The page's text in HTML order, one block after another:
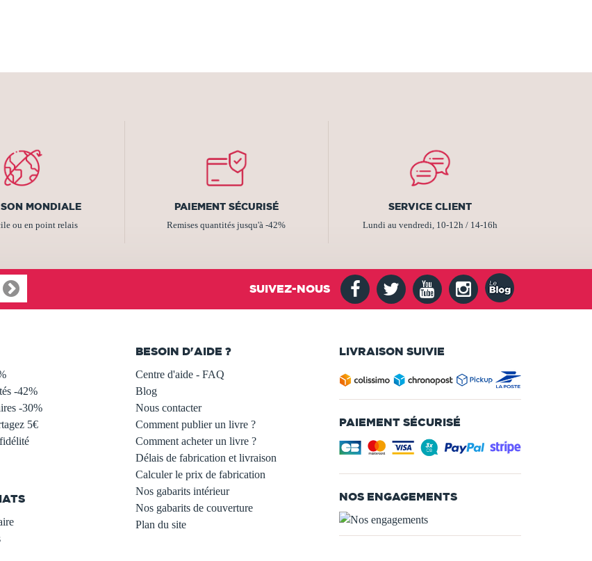
MONDIALE
ou en point relais
PAIEMENT SÉCURISÉ
Remises quantités jusqu'à -42%
SERVICE CLIENT
Lundi au vendredi, 10-12h / 14-16h
SUIVEZ-NOUS
-42%
-30%
5€
BESOIN D'AIDE ?
Centre d'aide - FAQ
Blog
Nous contacter
Comment publier un livre ?
Comment acheter un livre ?
Délais de fabrication et livraison
Calculer le prix de fabrication
Nos gabarits intérieur
Nos gabarits de couverture
Plan du site
LIVRAISON SUIVIE
PAIEMENT SÉCURISÉ
NOS ENGAGEMENTS